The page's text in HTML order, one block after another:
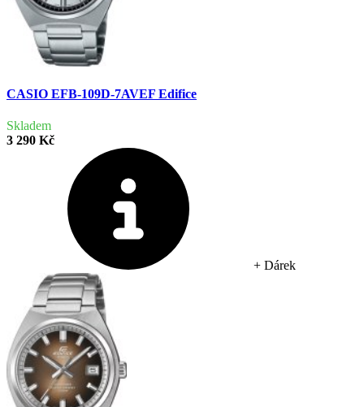
CASIO EFB-109D-7AVEF Edifice
Skladem
3 290 Kč
+ Dárek